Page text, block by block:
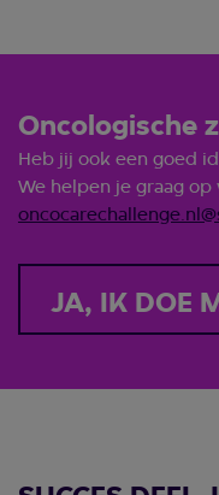
Oncologische
Heb jij ook een goed
We helpen je graag op
JA, IK DOE